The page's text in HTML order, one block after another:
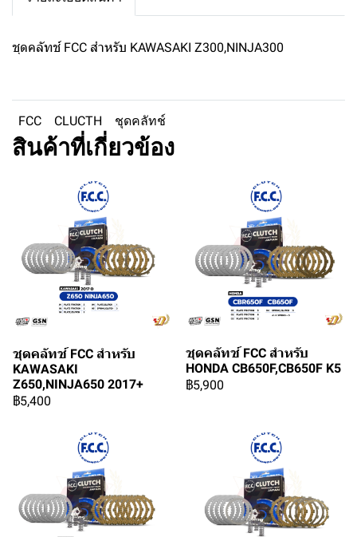
ชุดคลัทช์ FCC สำหรับ KAWASAKI Z300,NINJA300
FCC CLUCTH ชุดคลัทช์
สินค้าที่เกี่ยวข้อง
ชุดคลัทช์ FCC สำหรับ
KAWASAKI
Z650,NINJA650 2017+
฿5,400
ชุดคลัทช์ FCC สำหรับ
HONDA CB650F,CB650F K5
฿5,900